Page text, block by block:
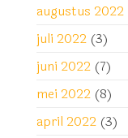
augustus 2022
juli 2022 (3)
juni 2022 (7)
mei 2022 (8)
april 2022 (3)